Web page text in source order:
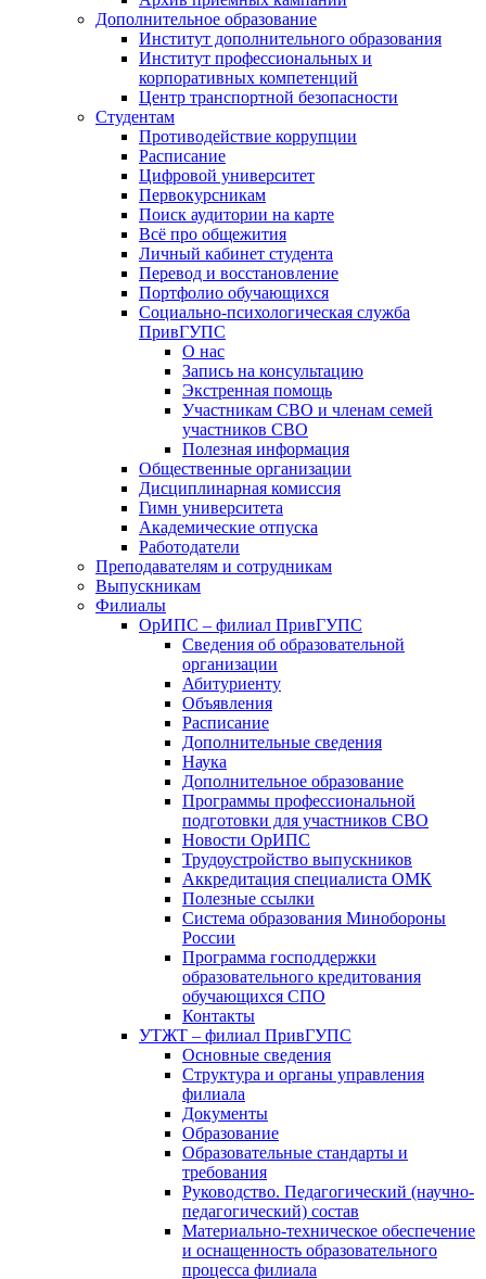
Дополнительное образование
Институт дополнительного образования
Институт профессиональных и
корпоративных компетенций
Центр транспортной безопасности
Студентам
Противодействие коррупции
Расписание
Цифровой университет
Первокурсникам
Поиск аудитории на карте
Всё про общежития
Личный кабинет студента
Перевод и восстановление
Портфолио обучающихся
Социально-психологическая служба
ПривГУПС
О нас
Запись на консультацию
Экстренная помощь
Участникам СВО и членам семей
участников СВО
Полезная информация
Общественные организации
Дисциплинарная комиссия
Гимн университета
Академические отпуска
Работодатели
Преподавателям и сотрудникам
Выпускникам
Филиалы
ОрИПС – филиал ПривГУПС
Сведения об образовательной
организации
Абитуриенту
Объявления
Расписание
Дополнительные сведения
Наука
Дополнительное образование
Программы профессиональной
подготовки для участников СВО
Новости ОрИПС
Трудоустройство выпускников
Аккредитация специалиста ОМК
Полезные ссылки
Система образования Минобороны
России
Программа господдержки
образовательного кредитования
обучающихся СПО
Контакты
УТЖТ – филиал ПривГУПС
Основные сведения
Структура и органы управления
филиала
Документы
Образование
Образовательные стандарты и
требования
Руководство. Педагогический (научно-
педагогический) состав
Материально-техническое обеспечение
и оснащенность образовательного
процесса филиала